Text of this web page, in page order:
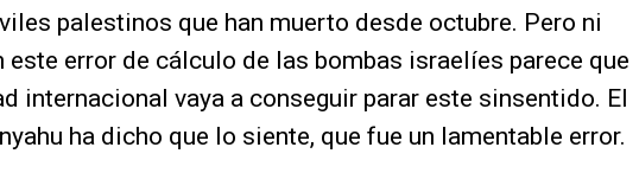
palestinos que han muerto desde octubre. Pero ni
este error de cálculo de las bombas israelíes parece que
internacional vaya a conseguir parar este sinsentido. El
ha dicho que lo siente, que fue un lamentable error.